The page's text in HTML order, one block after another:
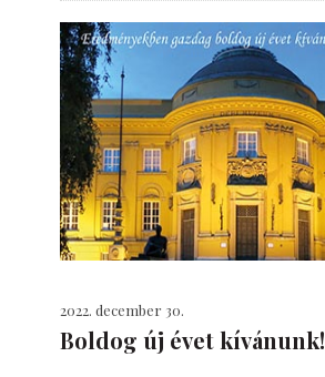
2022. december 30.
Boldog új évet kívánunk!